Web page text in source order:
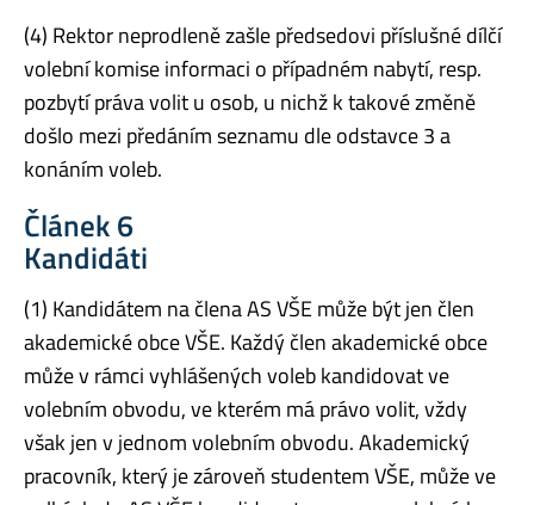
(4) Rektor neprodleně zašle předsedovi příslušné dílčí
volební komise informaci o případném nabytí, resp.
pozbytí práva volit u osob, u nichž k takové změně
došlo mezi předáním seznamu dle odstavce 3 a
konáním voleb.
Článek 6
Kandidáti
(1) Kandidátem na člena AS VŠE může být jen člen
akademické obce VŠE. Každý člen akademické obce
může v rámci vyhlášených voleb kandidovat ve
volebním obvodu, ve kterém má právo volit, vždy
však jen v jednom volebním obvodu. Akademický
pracovník, který je zároveň studentem VŠE, může ve